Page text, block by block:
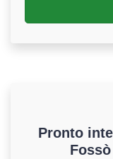
Pronto